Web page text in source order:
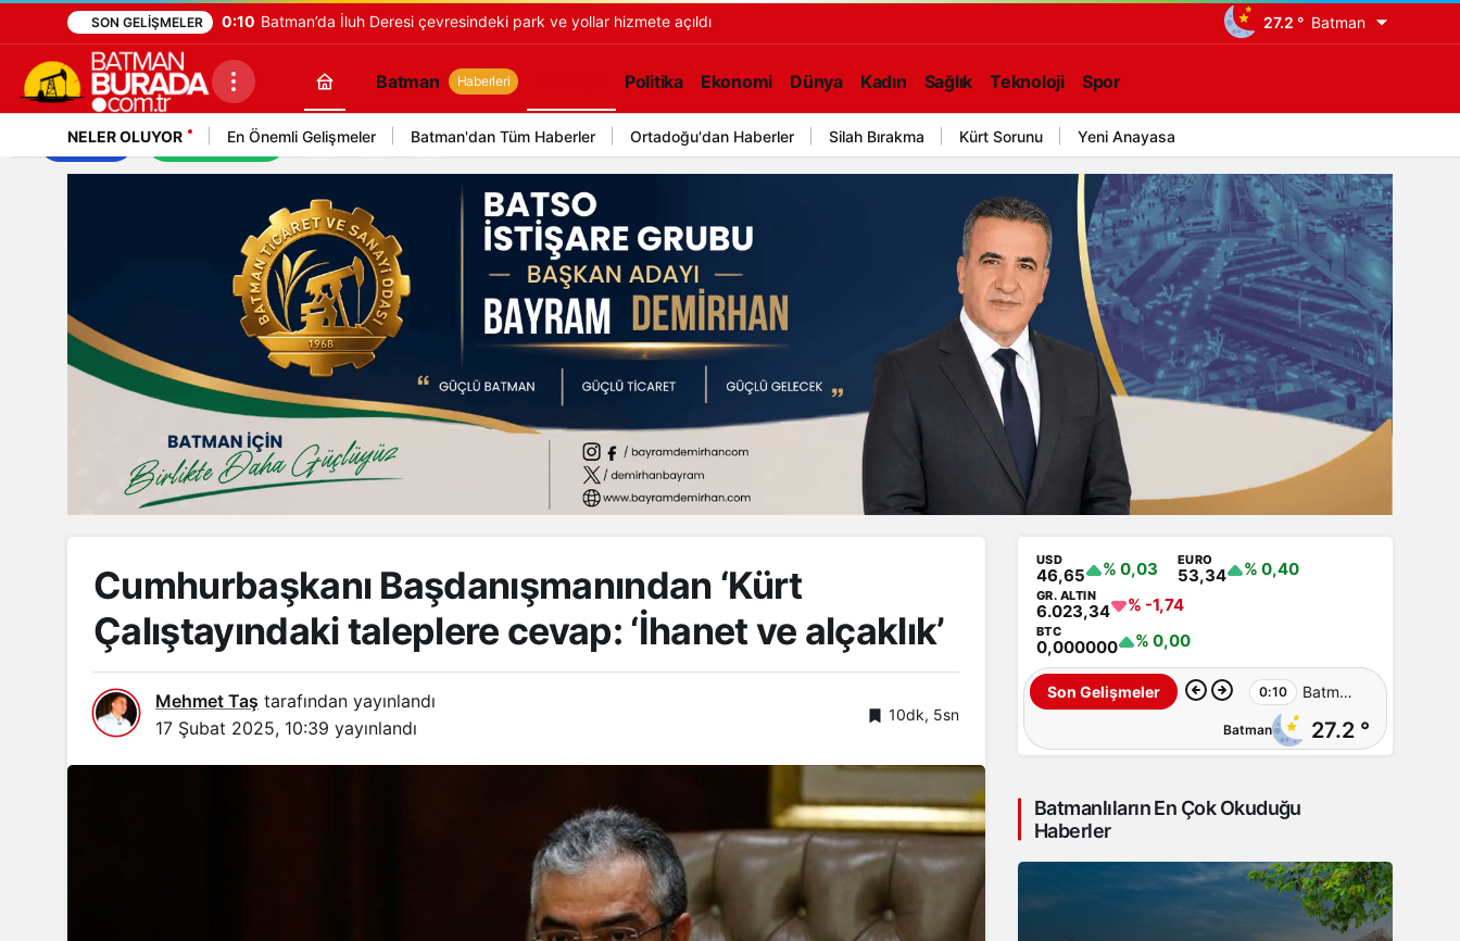
SON GELIŞMELER 0:10 Batman’da İluh Deresi çevresindeki park ve yollar hizmete açıldı 27.2 ° Batman
Batman Haberleri Politika Ekonomi Dünya Kadın Sağlık Teknoloji Spor
İş İlanları Mekan Rehberi
NELER OLUYOR En Önemli Gelişmeler Batman'dan Tüm Haberler Ortadoğu'dan Haberler Silah Bırakma Kürt Sorunu Yeni Anayasa
Cumhurbaşkanı Başdanışmanından ‘Kürt
Çalıştayındaki taleplere cevap: ‘İhanet ve alçaklık’
Mehmet Taş tarafından yayınlandı
17 Şubat 2025, 10:39 yayınlandı
10dk, 5sn
USD
46,65 % 0,03 EURO
53,34 % 0,40
GR. ALTIN
6.023,34 % -1,74
BTC
0,000000 % 0,00
Son Gelişmeler 0:10 Batman’da
İluh
park
ve
Batman 27.2 °
Batmanlıların En Çok Okuduğu
Haberler